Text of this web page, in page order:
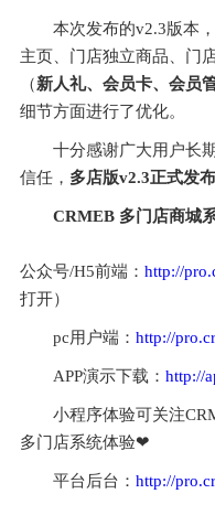
本次发布的v2.3版本
主页、门店独立商品、门
（新人礼、会员卡、会员
细节方面进行了优化。
十分感谢广大用户长
信任， 多店版v2.3正式发布
CRMEB 多门店商城
公众号/H5前端： http://
打开）
pc用户端： http://
APP演示下载： http://
小程序体验可关注
多门店系统体验❤
平台后台： http://